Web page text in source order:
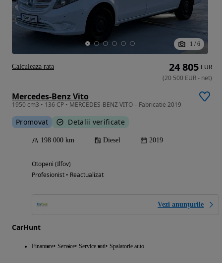
1 / 6
Mercedes-Benz Vito
1950 cm3 • 136 CP • MERCEDES-BENZ VITO – Fabricatie 2019
Promovat Detalii verificate
198 000 km Diesel 2019
Otopeni (Ilfov)
Profesionist • Reactualizat
Vezi anunțurile
CarHunt
Finantare Service Service roti Spalatorie auto
24 805 EUR
(20 500 EUR- net)
Calculeaza rata